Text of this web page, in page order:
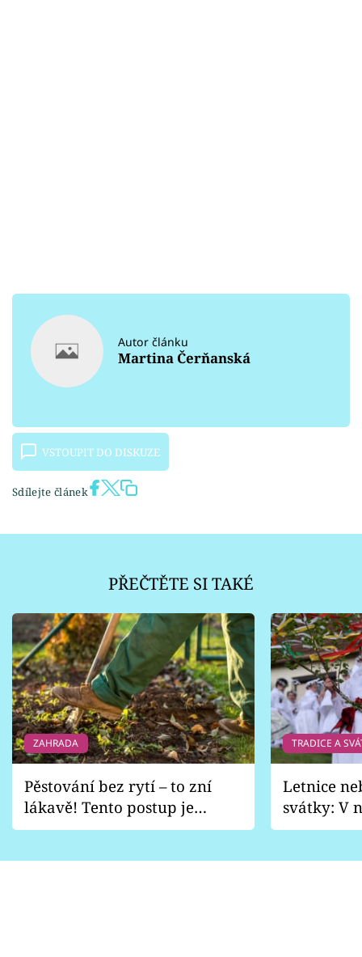
Autor článku
Martina Čerňanská
VSTOUPIT DO DISKUZE
Sdílejte článek
PŘEČTĚTE SI TAKÉ
ZAHRADA
Pěstování bez rytí – to zní
lákavě! Tento postup je
vhodný jen pro některé
TRADICE A
Letnice
svátky: V
pondělí